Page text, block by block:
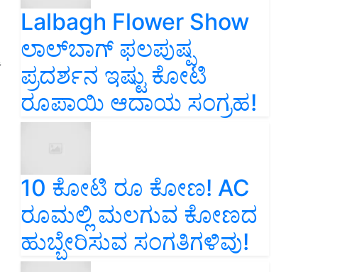
Lalbagh Flower Show
ಲಾಲ್‌ಬಾಗ್ ಫಲಪುಷ್ಪ
ಪ್ರದರ್ಶನ ಇಷ್ಟು ಕೋಟಿ
ರೂಪಾಯಿ ಆದಾಯ ಸಂಗ್ರಹ!
10 ಕೋಟಿ ರೂ ಕೋಣ! AC
ರೂಮಲ್ಲಿ ಮಲಗುವ ಕೋಣದ
ಹುಬ್ಬೇರಿಸುವ ಸಂಗತಿಗಳಿವು!